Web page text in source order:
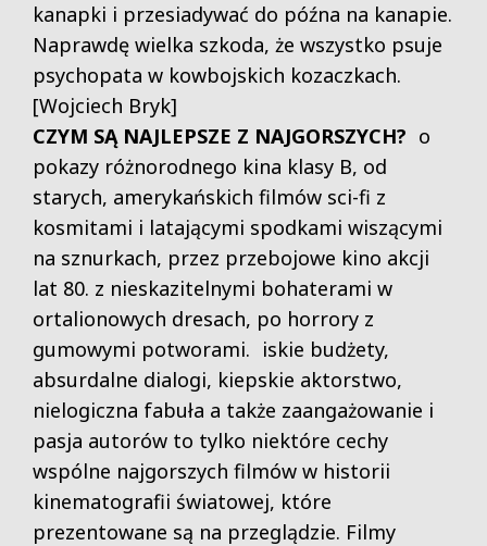
kanapki i przesiadywać do późna na kanapie.
Naprawdę wielka szkoda, że wszystko psuje
psychopata w kowbojskich kozaczkach.
[Wojciech Bryk]
CZYM SĄ NAJLEPSZE Z NAJGORSZYCH? o
pokazy różnorodnego kina klasy B, od
starych, amerykańskich filmów sci-fi z
kosmitami i latającymi spodkami wiszącymi
na sznurkach, przez przebojowe kino akcji
lat 80. z nieskazitelnymi bohaterami w
ortalionowych dresach, po horrory z
gumowymi potworami. iskie budżety,
absurdalne dialogi, kiepskie aktorstwo,
nielogiczna fabuła a także zaangażowanie i
pasja autorów to tylko niektóre cechy
wspólne najgorszych filmów w historii
kinematografii światowej, które
prezentowane są na przeglądzie. Filmy